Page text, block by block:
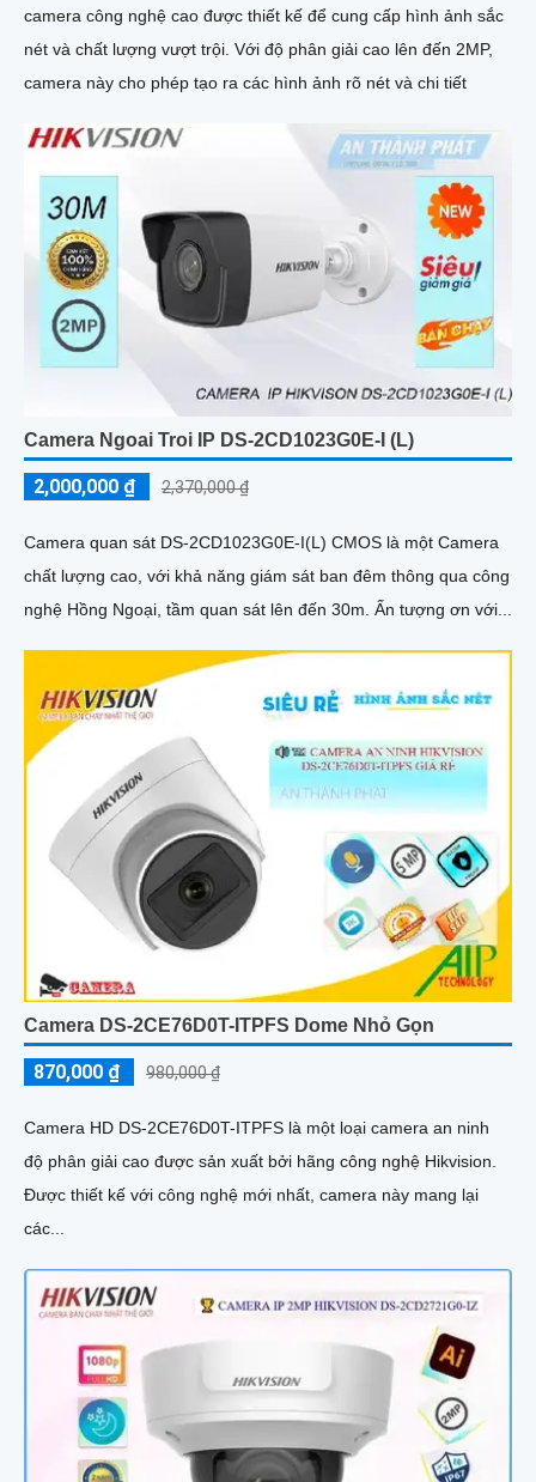
camera công nghệ cao được thiết kế để cung cấp hình ảnh sắc
nét và chất lượng vượt trội. Với độ phân giải cao lên đến 2MP,
camera này cho phép tạo ra các hình ảnh rõ nét và chi tiết
Camera Ngoai Troi IP DS-2CD1023G0E-I (L)
2,000,000 ₫ 2,370,000 ₫
Camera quan sát DS-2CD1023G0E-I(L) CMOS là một Camera
chất lượng cao, với khả năng giám sát ban đêm thông qua công
nghệ Hồng Ngoại, tầm quan sát lên đến 30m. Ấn tượng ơn với...
Camera DS-2CE76D0T-ITPFS Dome Nhỏ Gọn
870,000 ₫ 980,000 ₫
Camera HD DS-2CE76D0T-ITPFS là một loại camera an ninh
độ phân giải cao được sản xuất bởi hãng công nghệ Hikvision.
Được thiết kế với công nghệ mới nhất, camera này mang lại
các...